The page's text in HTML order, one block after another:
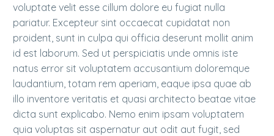
voluptate velit esse cillum dolore eu fugiat nulla
pariatur. Excepteur sint occaecat cupidatat non
proident, sunt in culpa qui officia deserunt mollit anim
id est laborum. Sed ut perspiciatis unde omnis iste
natus error sit voluptatem accusantium doloremque
laudantium, totam rem aperiam, eaque ipsa quae ab
illo inventore veritatis et quasi architecto beatae vitae
dicta sunt explicabo. Nemo enim ipsam voluptatem
quia voluptas sit aspernatur aut odit aut fugit, sed